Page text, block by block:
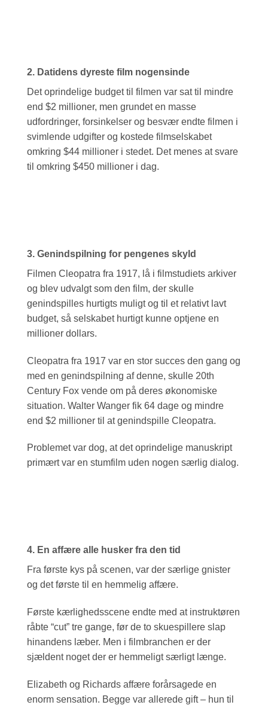
2. Datidens dyreste film nogensinde
Det oprindelige budget til filmen var sat til mindre
end $2 millioner, men grundet en masse
udfordringer, forsinkelser og besvær endte filmen i
svimlende udgifter og kostede filmselskabet
omkring $44 millioner i stedet. Det menes at svare
til omkring $450 millioner i dag.
3. Genindspilning for pengenes skyld
Filmen Cleopatra fra 1917, lå i filmstudiets arkiver
og blev udvalgt som den film, der skulle
genindspilles hurtigts muligt og til et relativt lavt
budget, så selskabet hurtigt kunne optjene en
millioner dollars.
Cleopatra fra 1917 var en stor succes den gang og
med en genindspilning af denne, skulle 20th
Century Fox vende om på deres økonomiske
situation. Walter Wanger fik 64 dage og mindre
end $2 millioner til at genindspille Cleopatra.
Problemet var dog, at det oprindelige manuskript
primært var en stumfilm uden nogen særlig dialog.
4. En affære alle husker fra den tid
Fra første kys på scenen, var der særlige gnister
og det første til en hemmelig affære.
Første kærlighedsscene endte med at instruktøren
råbte “cut” tre gange, før de to skuespillere slap
hinandens læber. Men i filmbranchen er der
sjældent noget der er hemmeligt særligt længe.
Elizabeth og Richards affære forårsagede en
enorm sensation. Begge var allerede gift – hun til